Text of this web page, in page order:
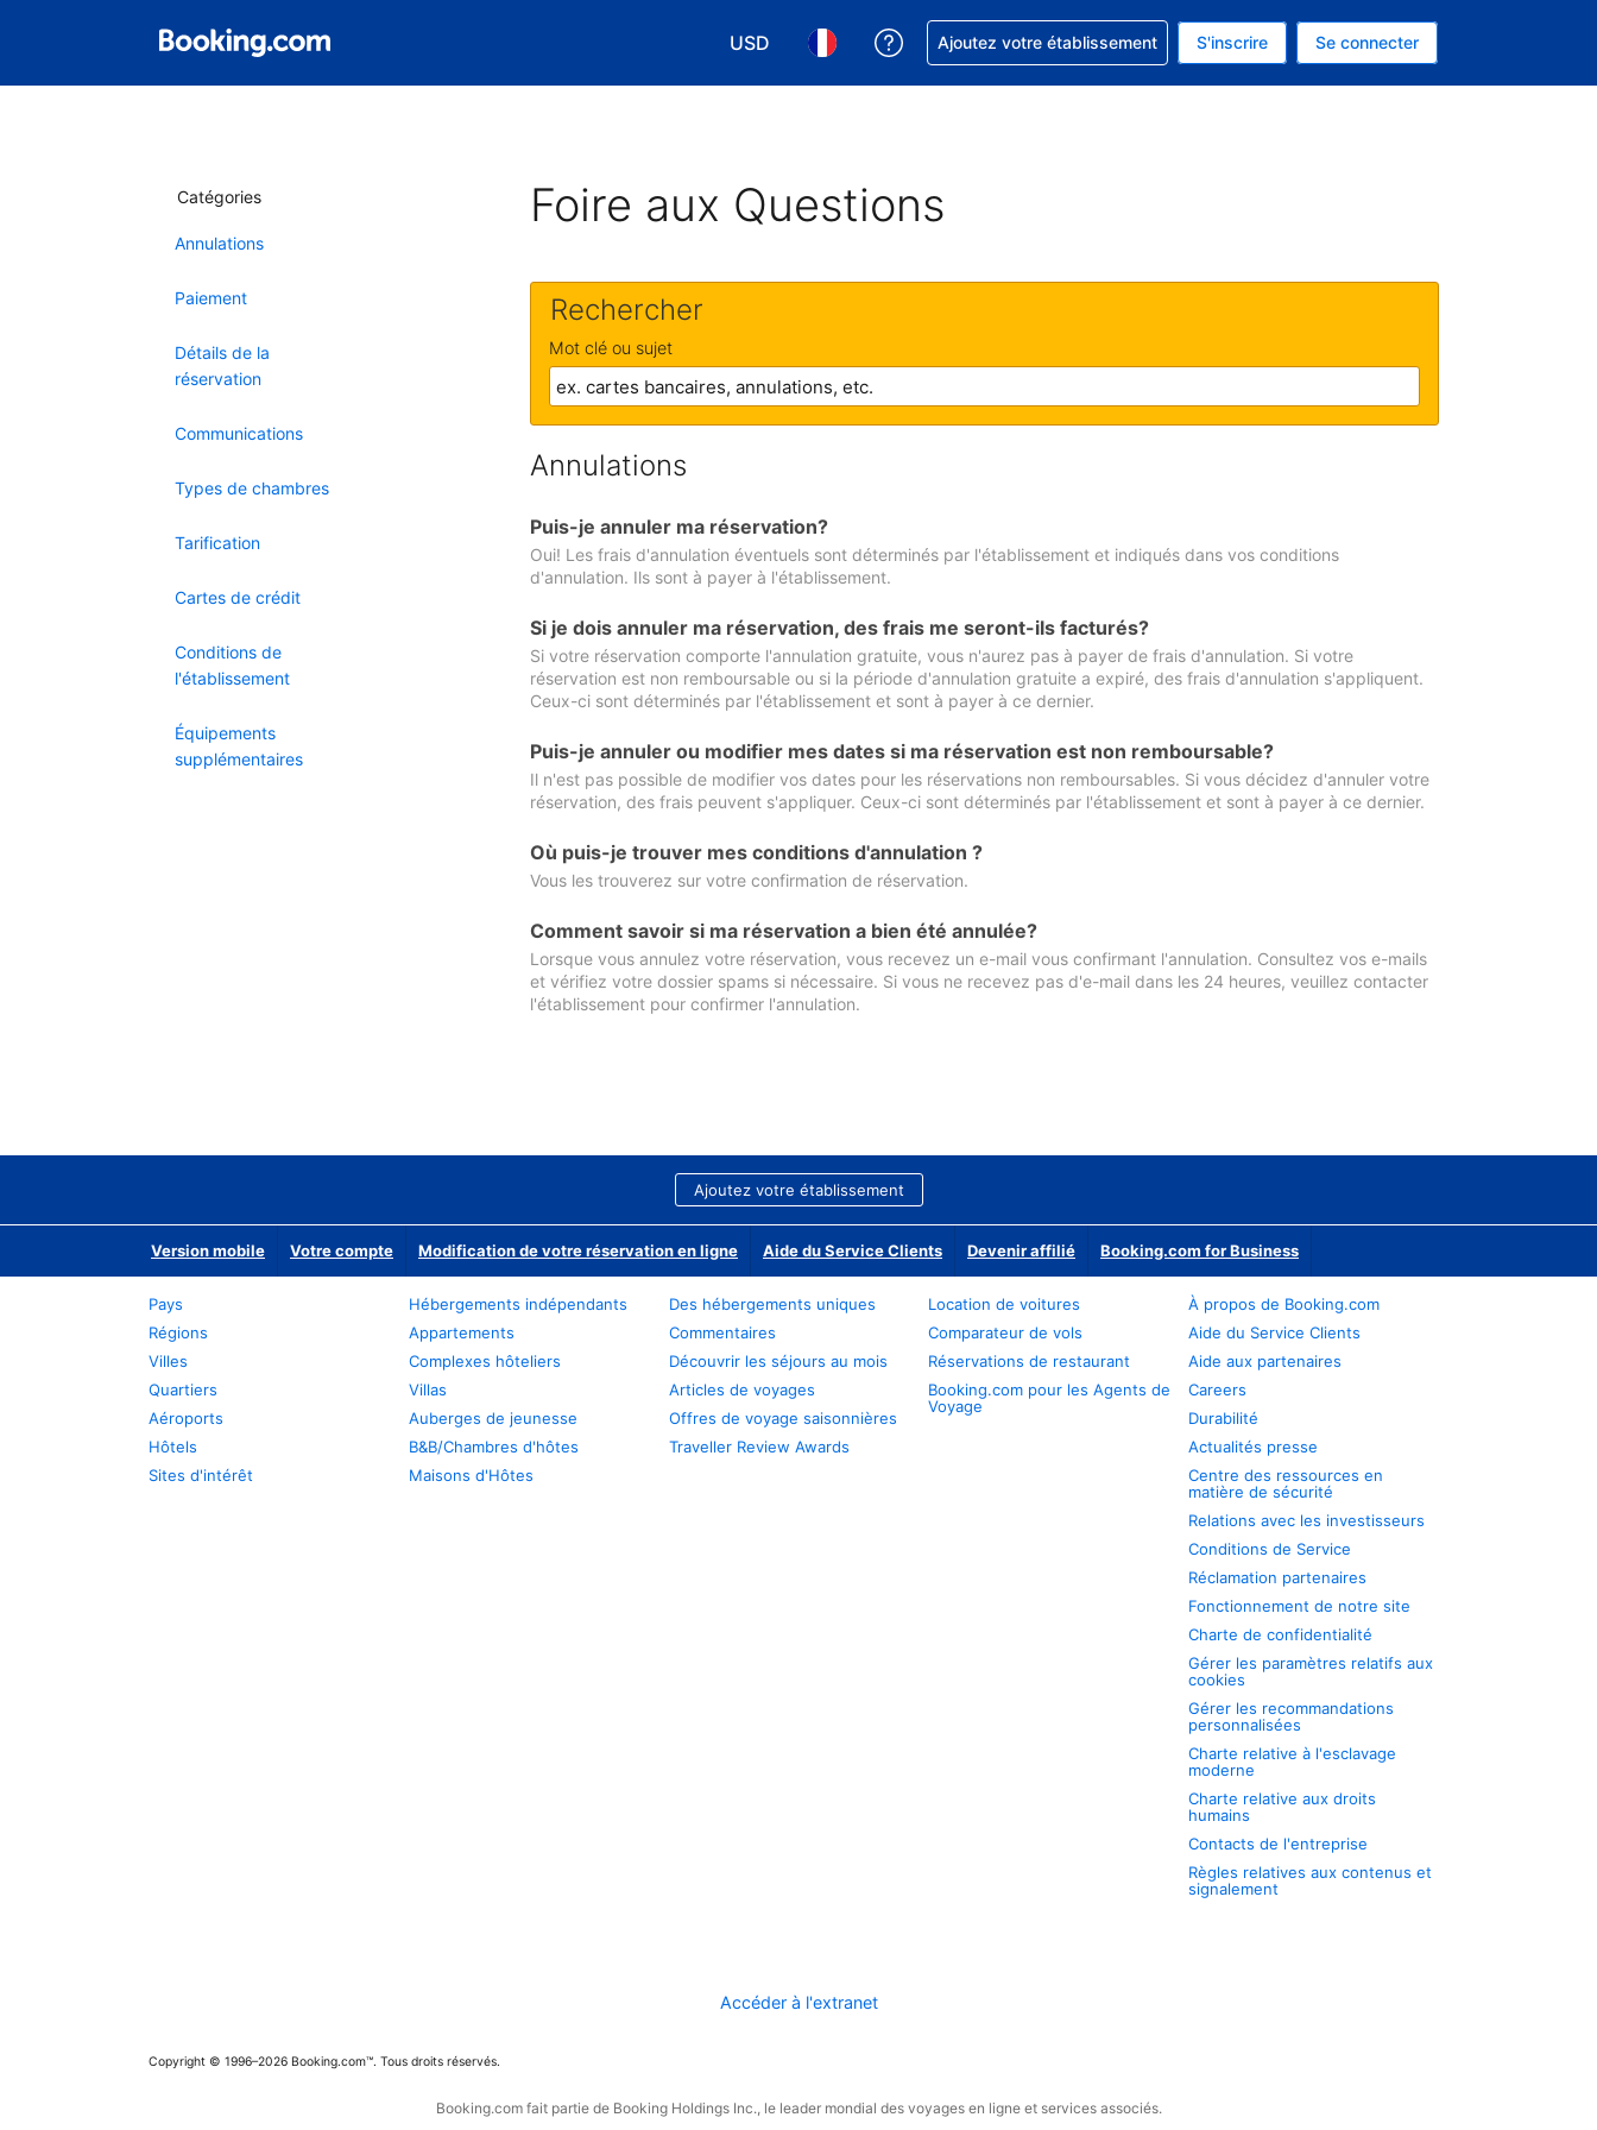
USD
Choisissez votre devise. Votre devise actuelle est celle-ci : Dollar américain.
Choisissez votre langue. Votre langue actuelle est celle-ci : Français.
Obtenez de l'aide concernant votre réservation
Ajoutez votre établissement S'inscrire Se connecter
Catégories
Annulations
Paiement
Détails de la
réservation
Communications
Types de chambres
Tarification
Cartes de crédit
Conditions de
l'établissement
Équipements
supplémentaires
Foire aux Questions
Rechercher
Mot clé ou sujet
Annulations
Puis-je annuler ma réservation?
Oui! Les frais d'annulation éventuels sont déterminés par l'établissement et indiqués dans vos conditions
d'annulation. Ils sont à payer à l'établissement.
Si je dois annuler ma réservation, des frais me seront-ils facturés?
Si votre réservation comporte l'annulation gratuite, vous n'aurez pas à payer de frais d'annulation. Si votre
réservation est non remboursable ou si la période d'annulation gratuite a expiré, des frais d'annulation s'appliquent.
Ceux-ci sont déterminés par l'établissement et sont à payer à ce dernier.
Puis-je annuler ou modifier mes dates si ma réservation est non remboursable?
Il n'est pas possible de modifier vos dates pour les réservations non remboursables. Si vous décidez d'annuler votre
réservation, des frais peuvent s'appliquer. Ceux-ci sont déterminés par l'établissement et sont à payer à ce dernier.
Où puis-je trouver mes conditions d'annulation ?
Vous les trouverez sur votre confirmation de réservation.
Comment savoir si ma réservation a bien été annulée?
Lorsque vous annulez votre réservation, vous recevez un e-mail vous confirmant l'annulation. Consultez vos e-mails
et vérifiez votre dossier spams si nécessaire. Si vous ne recevez pas d'e-mail dans les 24 heures, veuillez contacter
l'établissement pour confirmer l'annulation.
Ajoutez votre établissement
Version mobile Votre compte Modification de votre réservation en ligne Aide du Service Clients Devenir affilié Booking.com for Business
Pays
Régions
Villes
Quartiers
Aéroports
Hôtels
Sites d'intérêt
Hébergements indépendants
Appartements
Complexes hôteliers
Villas
Auberges de jeunesse
B&B/Chambres d'hôtes
Maisons d'Hôtes
Des hébergements uniques
Commentaires
Découvrir les séjours au mois
Articles de voyages
Offres de voyage saisonnières
Traveller Review Awards
Location de voitures
Comparateur de vols
Réservations de restaurant
Booking.com pour les Agents de
Voyage
À propos de Booking.com
Aide du Service Clients
Aide aux partenaires
Careers
Durabilité
Actualités presse
Centre des ressources en
matière de sécurité
Relations avec les investisseurs
Conditions de Service
Réclamation partenaires
Fonctionnement de notre site
Charte de confidentialité
Gérer les paramètres relatifs aux
cookies
Gérer les recommandations
personnalisées
Charte relative à l'esclavage
moderne
Charte relative aux droits
humains
Contacts de l'entreprise
Règles relatives aux contenus et
signalement
Accéder à l'extranet
Copyright © 1996–2026 Booking.com™. Tous droits réservés.
Booking.com fait partie de Booking Holdings Inc., le leader mondial des voyages en ligne et services associés.